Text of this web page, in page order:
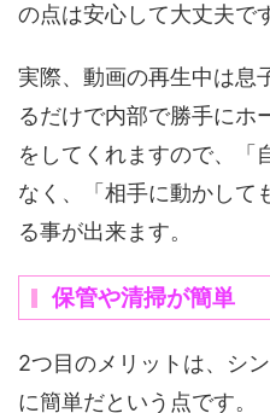
の点は安心して大丈夫で
実際、動画の再生中は息
るだけで内部で勝手にホ
をしてくれますので、「
なく、「相手に動かして
る事が出来ます。
保管や清掃が簡単
2つ目のメリットは、シ
に簡単だという点です。